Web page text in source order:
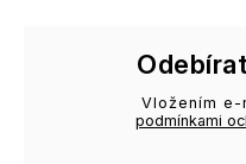
Vložením e-
podmínkami